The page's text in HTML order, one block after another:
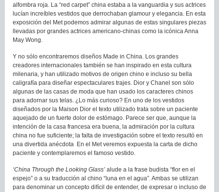
alfombra roja. La “red carpet” china estaba a la vanguardia y sus actrices
lucían increíbles vestidos que derrochaban glamour y elegancia. En esta
exposición del Met podemos admirar algunas de estas singulares piezas
llevadas por grandes actrices americano-chinas como la icónica Anna
May Wong.
Y no sólo encontraremos diseños Made in China. Los grandes
creadores internacionales también se han inspirado en esta cultura
milenaria, y han utilizado motivos de origen chino e incluso su bella
caligrafía para diseñar espectaculares trajes. Dior y Chanel son sólo
algunas de las casas de moda que han usado los caracteres chinos
para adornar sus telas. ¿Lo más curioso? En uno de los vestidos
diseñados por la Maison Dior el texto utilizado trata sobre un paciente
aquejado de un fuerte dolor de estómago. Parece ser que, aunque la
intención de la casa francesa era buena, la admiración por la cultura
china no fue suficiente; la falta de investigación sobre el texto resultó en
una divertida anécdota En el Met veremos expuesta la carta de dicho
paciente y contemplaremos el famoso vestido.
‘China Through the Looking Glass’ alude a la frase budista “flor en el
espejo” o a su traducción al chino “luna en el agua”. Ambas se utilizan
para denominar un concepto difícil de entender, de expresar o incluso de